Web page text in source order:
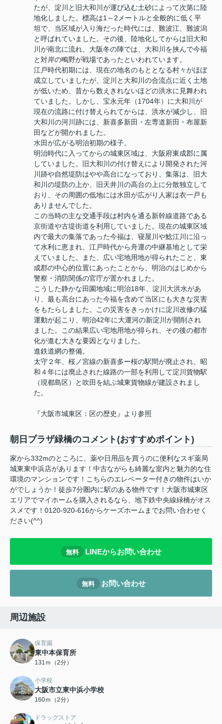
たが、淀川と旧大和川が運び込む土砂によって次第に陸
地化しました。標高は1～2メートルと全般的に低く平
坦で、当区域が入り海だった時代には、難波江、難波潟
と呼ばれていました。その後、陸地化してからは旧大和
川が南北に流れ、大阪冬の陣では、大和川を挟んで今福
と対岸の鴫野が戦場であったといわれています。
江戸時代初期には、現在の地名のもととなる村々がほぼ
成立していましたが、淀川と大和川の合流点に近く土地
が低いため、昔から数えきれないほどの洪水に見舞われ
ていました。しかし、宝永元年（1704年）に大和川が
現在の流路に付け替えられてからは、洪水が減少し、旧
大和川の河川跡には、新喜多新田・左専道新田・布屋新
田などが開かれました。
水田が広がる明治初期の様子。
明治時代に入ってからの城東区域は、大阪府東成郡に属
していました。旧大和川の付け替えにより開発された河
川跡や自然堤防はやや高台になっており、集落は、旧大
和川の堤防の上か、旧天井川の高台の上に分散独立して
おり、その周囲の低地には水田が広がり人家は衣一戸も
ありませんでした。
この当時の主な交通手段は村内を通る新幹線道路である
京街道や古堤街道を利用していました。現在の城東区域
内で最大の集落であった今福は、寝屋川や鯰江川に沿っ
て水利に恵まれ、江戸時代から舟運の中継基地として栄
えていました。また、広い宅地用地が得られたこと、東
成郡の中心的位置にあったことから、明治のはじめから
警察・消防関係の官庁が置かれました。
こうした静かな田園地域に明治18年、淀川大洪水があ
り、最も高台にあった今福を含めて当区にも大きな災害
をもたらしました。この災害をきっかけに淀川改修の猛
運動が起こり、明治42年に大運河の新淀川が開削され
ました。この結果広い宅地用地が得られ、その後の都市
化が進む大きな要因となりました。
進鉄道網の整備。
太守２年、桜ノ宮線の新喜多ー桜の駅間が廃止され、昭
和４年には廃止された線路の一部を利用して淀川貨物駅
（現都島区）と吹田を結ぶ城東貨物線が建設されまし
た。
『大阪市城東区：区の歴史』より参照
朝日プラザ緑橋のコメント(おすすめポイント)
家から332mのところに、薬や日用品を買うのに便利なスギ薬局
城東東中浜店があります！中古ながらも綺麗な室内と魅力的な住
環境のマンションです！こちらのエレベーター付きの物件はいか
がでしょうか！徒歩7分圏内に駅のある物件です！大阪市城東区
エリアでマイホームを購入されるなら、地下鉄中央線緑橋がオス
スメです！0120-920-616からケーズホームまでお問い合わせく
ださい(^^)
無料 LINEからお問い合わせ
無料 お問い合わせ
周辺施設
保育園
東中本保育所
131ｍ（2分）
小学校
大阪市立東中浜小学校
160ｍ（2分）
ドラッグストア